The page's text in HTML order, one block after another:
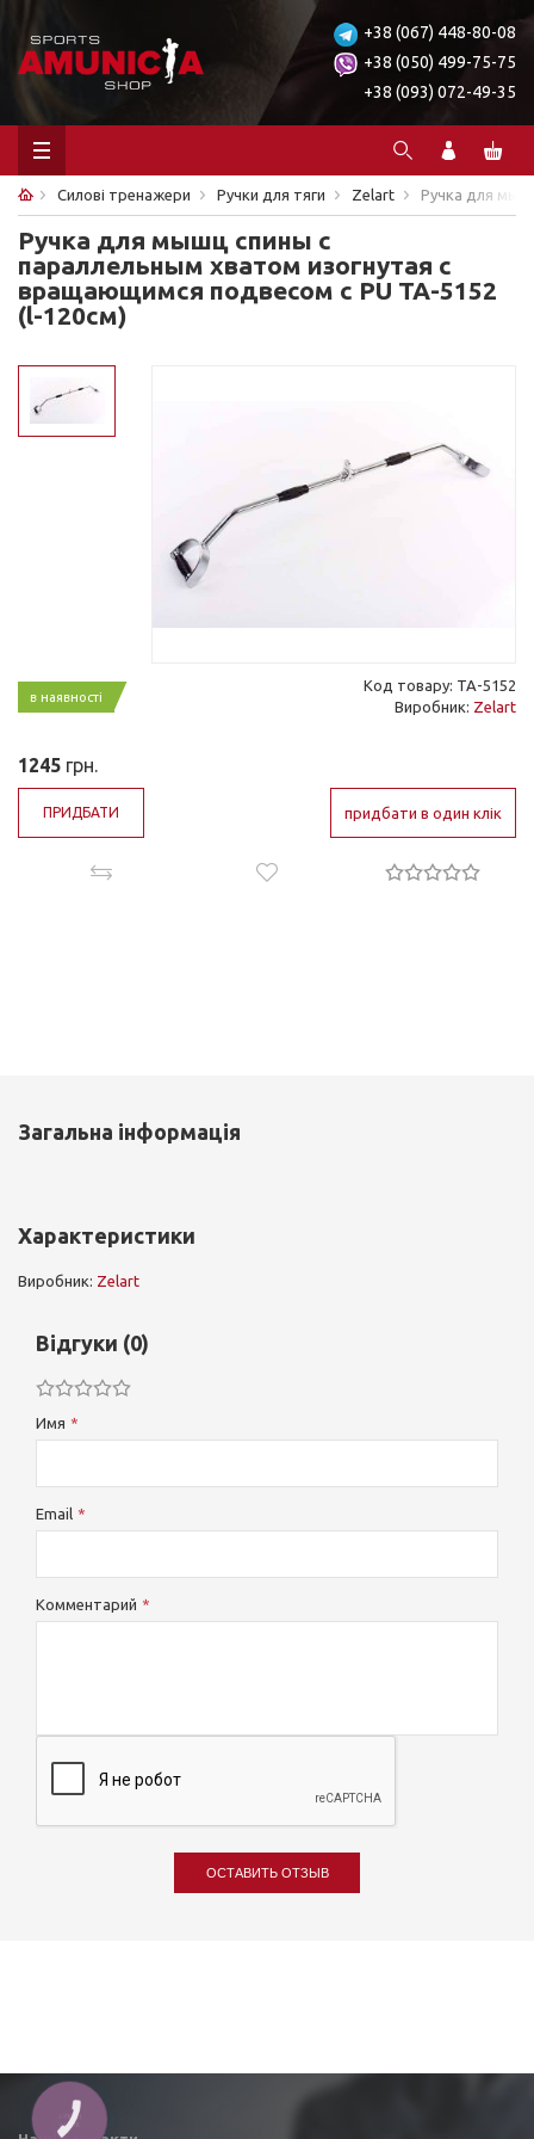
+38 (067) 448-80-08
+38 (050) 499-75-75
+38 (093) 072-49-35
Силові тренажери Ручки для тяги Zelart Ручка для
Ручка для мышц спины с
параллельным хватом изогнутая c
вращающимся подвесом с PU TA-5152
(l-120см)
в наявності
Код товару: TA-5152
Виробник: Zelart
1245 грн.
ПРИДБАТИ придбати в один клік
Загальна інформація
Характеристики
Виробник: Zelart
Відгуки (0)
Имя
Email
Комментарий
ОСТАВИТЬ ОТЗЫВ
КНОПКА
ЗВ'ЯЗКУ